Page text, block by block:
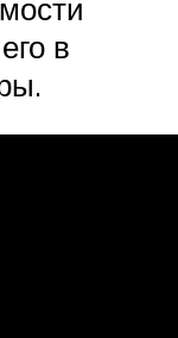
в